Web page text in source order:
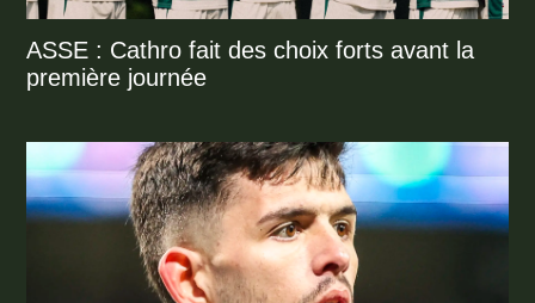
ASSE : Cathro fait des choix forts avant la
première journée